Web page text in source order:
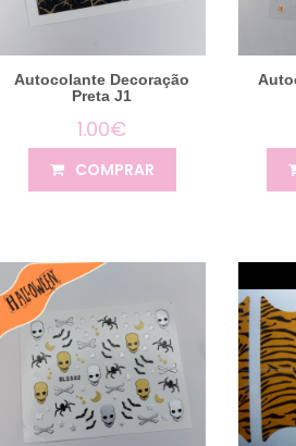
Autocolante Decoração
Preta J1
1.00€
COMPRAR